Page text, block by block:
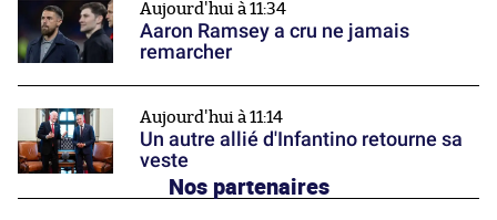
Aujourd'hui à 11:34
Aaron Ramsey a cru ne jamais
remarcher
Aujourd'hui à 11:14
Un autre allié d'Infantino retourne sa
veste
Nos partenaires